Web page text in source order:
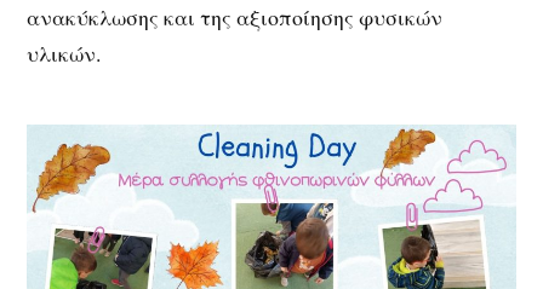
ανακύκλωσης και της αξιοποίησης φυσικών
υλικών.